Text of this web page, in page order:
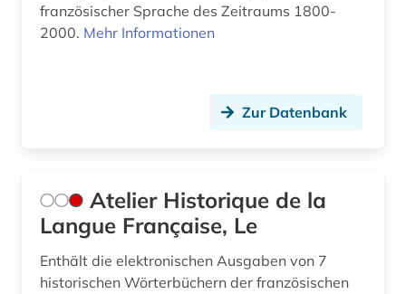
kirchenlatein (1)
kollokationswörterbuch (1)
kommentar (3)
kommunikation (1)
kommunikationswissenschaft (1)
französischer Sprache des Zeitraums 1800-
2000. Mehr Informationen
Zur Datenbank
Atelier Historique de la
Langue Française, Le
Enthält die elektronischen Ausgaben von 7
historischen Wörterbüchern der französischen